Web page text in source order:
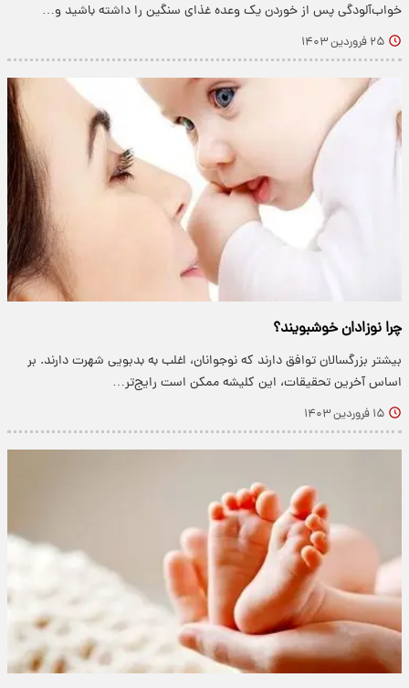
خواب‌آلودگی پس از خوردن یک وعده غذای سنگین را داشته باشید و…
۲۵ فروردین ۱۴۰۳
چرا نوزادان خوشبویند؟
بیشتر بزرگسالان توافق دارند که نوجوانان، اغلب به بدبویی شهرت دارند. بر
اساس آخرین تحقیقات، این کلیشه ممکن است رایج‌تر…
۱۵ فروردین ۱۴۰۳